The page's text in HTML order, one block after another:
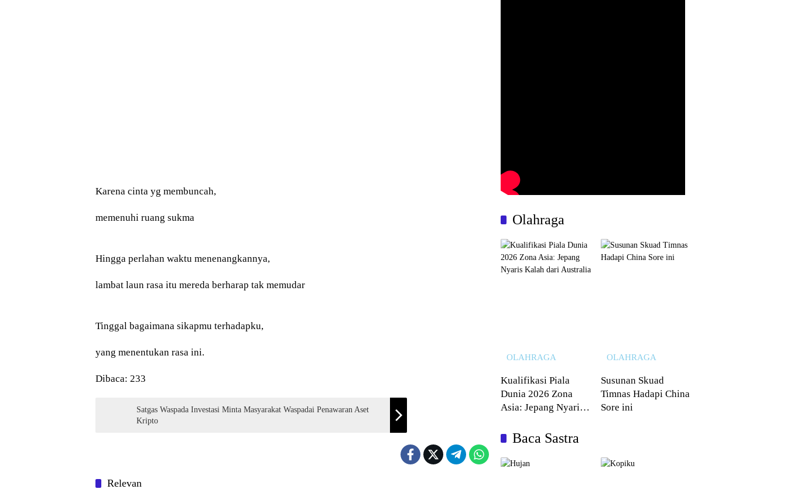
Karena cinta yg membuncah,
memenuhi ruang sukma
Hingga perlahan waktu menenangkannya,
lambat laun rasa itu mereda berharap tak memudar
Tinggal bagaimana sikapmu terhadapku,
yang menentukan rasa ini.
Dibaca: 233
Satgas Waspada Investasi Minta Masyarakat Waspadai Penawaran Aset
Kripto
Relevan
Olahraga
OLAHRAGA
Kualifikasi Piala
Dunia 2026 Zona
Asia: Jepang Nyaris
OLAHRAGA
Susunan Skuad
Timnas Hadapi China
Sore ini
Baca Sastra